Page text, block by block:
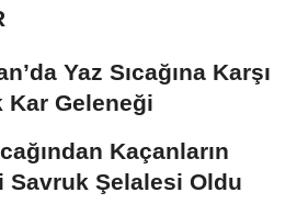
Yaz Sıcağına Karşı
Kar Geleneği
Kaçanların
Savruk Şelalesi Oldu